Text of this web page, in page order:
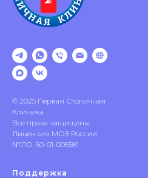
© 2025 Первая Столичная
Клиника
Все права защищены.
Лицензия МОЗ России:
№ЛО-50-01-005581
Поддержка